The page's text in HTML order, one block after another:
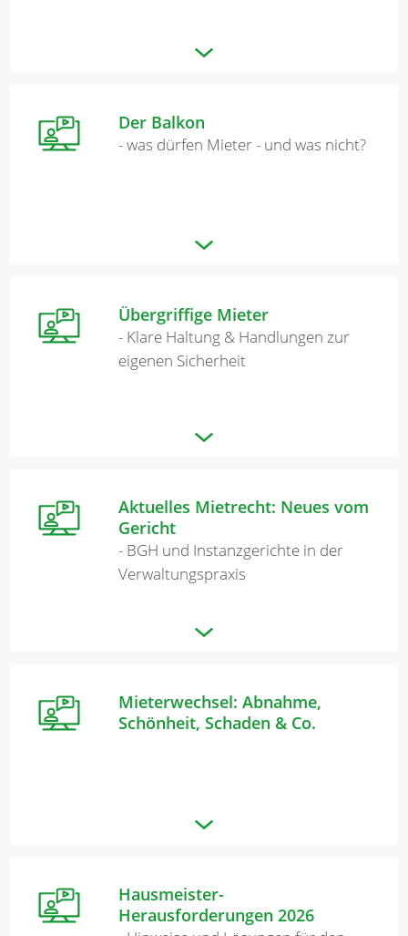
Der Balkon
- was dürfen Mieter - und was nicht?
Übergriffige Mieter
- Klare Haltung & Handlungen zur
eigenen Sicherheit
Aktuelles Mietrecht: Neues vom
Gericht
- BGH und Instanzgerichte in der
Verwaltungspraxis
Mieterwechsel: Abnahme,
Schönheit, Schaden & Co.
Hausmeister-
Herausforderungen 2026